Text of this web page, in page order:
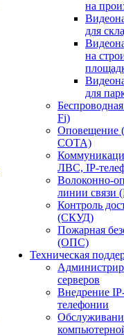
на
для
на
для
Fi)
СОТА)
ЛВС, IP-
Волоконно-
линии
Контроль
(СКУД)
Пожарная
(ОПС)
Техническая
серверов
Внедрение
телефонии